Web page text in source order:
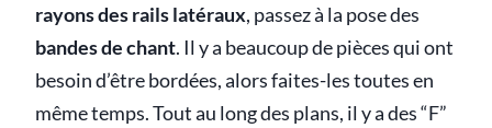
rayons des rails latéraux, passez à la pose des
bandes de chant. Il y a beaucoup de pièces qui ont
besoin d’être bordées, alors faites-les toutes en
même temps. Tout au long des plans, il y a des “F”